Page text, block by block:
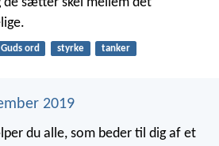
Guds ord styrke tanker
2019
du alle, som beder til dig af et